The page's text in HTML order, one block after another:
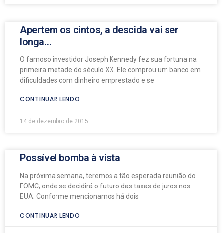
Apertem os cintos, a descida vai ser
longa…
O famoso investidor Joseph Kennedy fez sua fortuna na
primeira metade do século XX. Ele comprou um banco em
dificuldades com dinheiro emprestado e se
CONTINUAR LENDO
14 de dezembro de 2015
Possível bomba à vista
Na próxima semana, teremos a tão esperada reunião do
FOMC, onde se decidirá o futuro das taxas de juros nos
EUA. Conforme mencionamos há dois
CONTINUAR LENDO